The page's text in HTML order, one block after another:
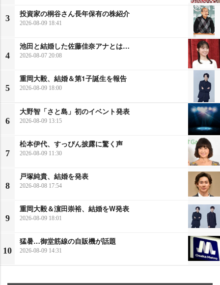
3
投資家の桐谷さん長年保有の株紹介
2026-08-09 18:41
4
池田と結婚した佐藤佳奈アナとは…
2026-08-07 20:08
5
重岡大毅、結婚＆第1子誕生を報告
2026-08-09 18:00
6
大野智「さと島」初のイベント発表
2026-08-09 13:15
7
松本伊代、すっぴん披露に驚く声
2026-08-09 11:30
8
戸塚純貴、結婚を発表
2026-08-08 17:54
9
重岡大毅＆濵田崇裕、結婚をW発表
2026-08-09 18:01
10
猛暑…御堂筋線の自販機が話題
2026-08-09 14:31